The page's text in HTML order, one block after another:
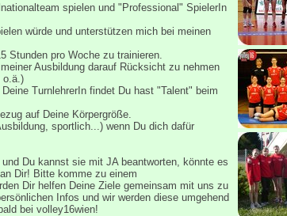
spielen und "Professional" SpielerIn
würde und unterstützen mich bei meinen
Stunden pro Woche zu trainieren.
Ausbildung darauf Rücksicht zu nehmen
o.ä.)
TurnlehrerIn findet Du hast "Talent" beim
auf Deine Körpergröße.
sportlich...) wenn Du dich dafür
Du kannst sie mit JA beantworten, könnte es
Dir! Bitte komme zu einem
Dir helfen Deine Ziele gemeinsam mit uns zu
Infos und wir werden diese umgehend
bei volley16wien!